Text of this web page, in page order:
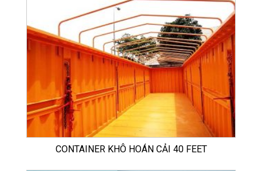
CONTAINER KHÔ HOÁN CẢI 40 FEET